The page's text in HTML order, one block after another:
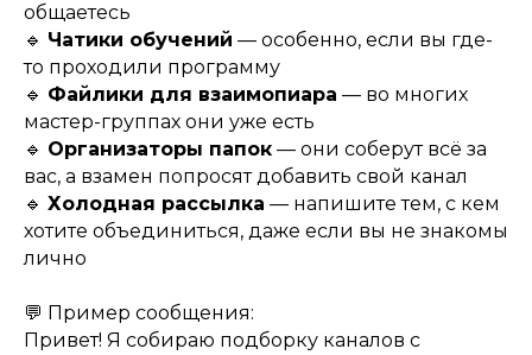
общаетесь
🔹 Чатики обучений — особенно, если вы где-
то проходили программу
🔹 Файлики для взаимопиара — во многих
мастер-группах они уже есть
🔹 Организаторы папок — они соберут всё за
вас, а взамен попросят добавить свой канал
🔹 Холодная рассылка — напишите тем, с кем
хотите объединиться, даже если вы не знакомы
лично
💬 Пример сообщения:
Привет! Я собираю подборку каналов с